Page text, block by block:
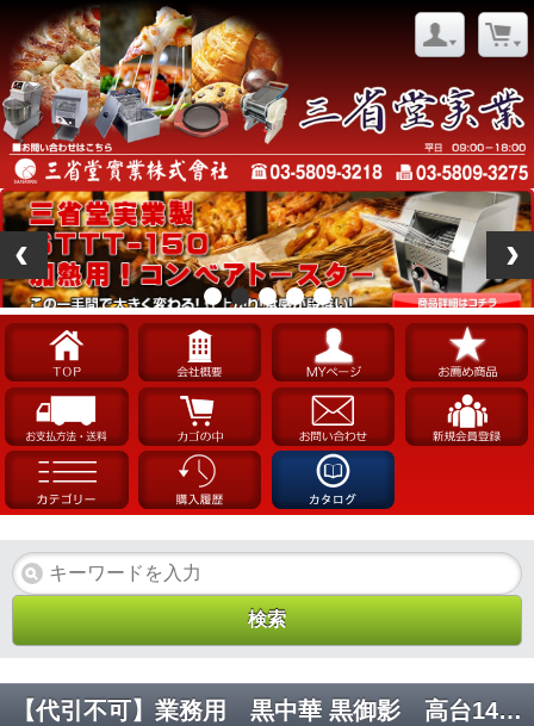
【代引不可】業務用 黒中華 黒御影 高台14cm深丼 食器 [136×75(mm)・515cc] 44314072